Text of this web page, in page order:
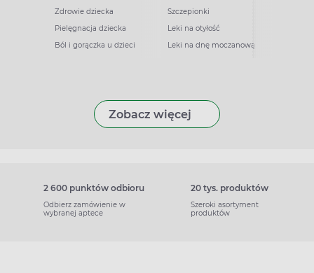
Zdrowie dziecka
Pielęgnacja dziecka
Ból i gorączka u dzieci
Szczepionki
Leki na otyłość
Leki na dnę moczanową
Zobacz więcej
2 600 punktów odbioru
Odbierz zamówienie w
wybranej aptece
20 tys. produktów
Szeroki asortyment
produktów